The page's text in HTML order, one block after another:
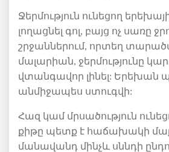
Ջերմություն ունեցող
լողացնել գոլ, բայց ոչ սառը
շրջաններում, որտեղ
մալարիան, ջերմությունը
վտանգավոր լինել: Երեխան
անմիջապես ստուգվի:
Հազ կամ մրսածություն
քիթը պետք է հաճախակի
մանավանդ մինչև սննդի